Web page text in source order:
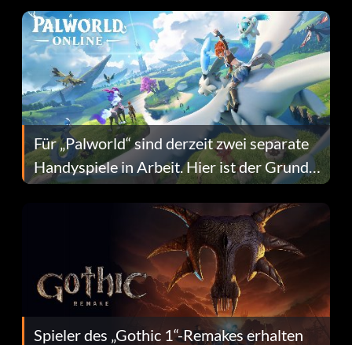
Für „Palworld“ sind derzeit zwei separate
Handyspiele in Arbeit. Hier ist der Grund
dafür.
Spieler des „Gothic 1“-Remakes erhalten